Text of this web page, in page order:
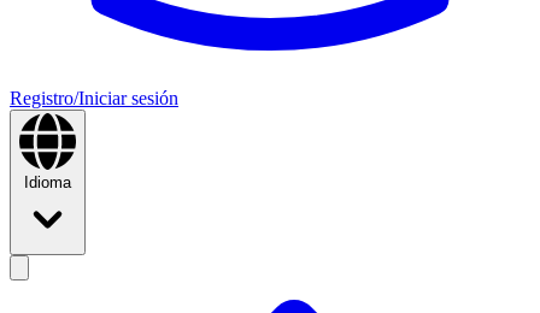
Registro/Iniciar sesión
Idioma